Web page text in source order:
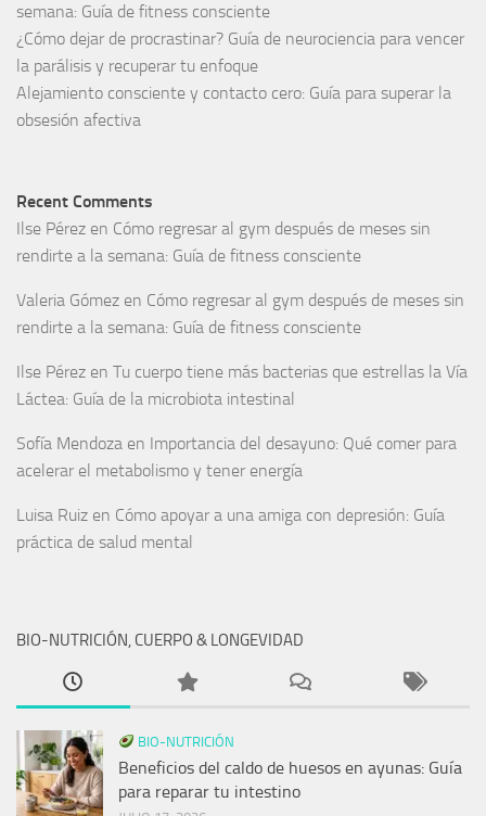
semana: Guía de fitness consciente
¿Cómo dejar de procrastinar? Guía de neurociencia para vencer
la parálisis y recuperar tu enfoque
Alejamiento consciente y contacto cero: Guía para superar la
obsesión afectiva
Recent Comments
Ilse Pérez en Cómo regresar al gym después de meses sin
rendirte a la semana: Guía de fitness consciente
Valeria Gómez en Cómo regresar al gym después de meses sin
rendirte a la semana: Guía de fitness consciente
Ilse Pérez en Tu cuerpo tiene más bacterias que estrellas la Vía
Láctea: Guía de la microbiota intestinal
Sofía Mendoza en Importancia del desayuno: Qué comer para
acelerar el metabolismo y tener energía
Luisa Ruiz en Cómo apoyar a una amiga con depresión: Guía
práctica de salud mental
BIO-NUTRICIÓN, CUERPO & LONGEVIDAD
BIO-NUTRICIÓN
Beneficios del caldo de huesos en ayunas: Guía
para reparar tu intestino